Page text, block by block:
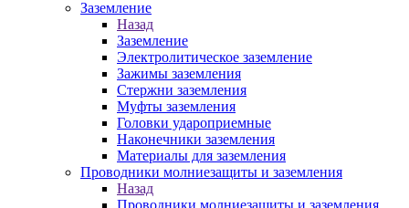
Заземление
Назад
Заземление
Электролитическое заземление
Зажимы заземления
Стержни заземления
Муфты заземления
Головки удароприемные
Наконечники заземления
Материалы для заземления
Проводники молниезащиты и заземления
Назад
Проводники молниезащиты и заземления